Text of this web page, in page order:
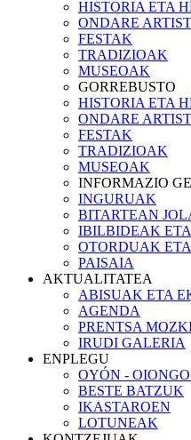
HISTORIA ETA
ONDARE
FESTAK
TRADIZIOAK
MUSEOAK
GORREBUSTO
HISTORIA ETA
ONDARE
FESTAK
TRADIZIOAK
MUSEOAK
INFORMAZIO
INGURUAK
BITARTEAN
IBILBIDEAK
OTORDUAK
PAISAIA
AKTUALITATEA
ABISUAK ETA
AGENDA
PRENTSA
IRUDI GALERIA
ENPLEGU
OYÓN -
BESTE BATZUK
IKASTAROEN
LOTUNEAK